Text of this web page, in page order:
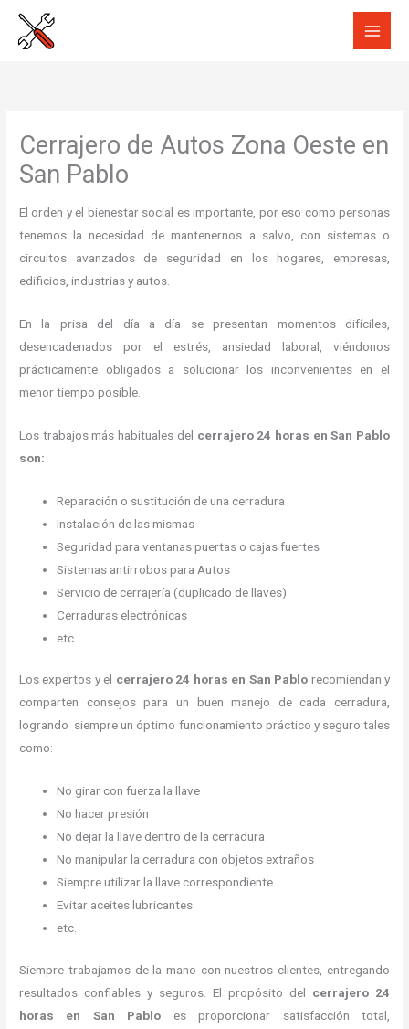
Cerrajero de Autos Zona Oeste en
San Pablo
El orden y el bienestar social es importante, por eso como personas
tenemos la necesidad de mantenernos a salvo, con sistemas o
circuitos avanzados de seguridad en los hogares, empresas,
edificios, industrias y autos.
En la prisa del día a día se presentan momentos difíciles,
desencadenados por el estrés, ansiedad laboral, viéndonos
prácticamente obligados a solucionar los inconvenientes en el
menor tiempo posible.
Los trabajos más habituales del cerrajero 24 horas en San Pablo
son:
Reparación o sustitución de una cerradura
Instalación de las mismas
Seguridad para ventanas puertas o cajas fuertes
Sistemas antirrobos para Autos
Servicio de cerrajería (duplicado de llaves)
Cerraduras electrónicas
etc
Los expertos y el cerrajero 24 horas en San Pablo recomiendan y
comparten consejos para un buen manejo de cada cerradura,
logrando siempre un óptimo funcionamiento práctico y seguro tales
como:
No girar con fuerza la llave
No hacer presión
No dejar la llave dentro de la cerradura
No manipular la cerradura con objetos extraños
Siempre utilizar la llave correspondiente
Evitar aceites lubricantes
etc.
Siempre trabajamos de la mano con nuestros clientes, entregando
resultados confiables y seguros. El propósito del cerrajero 24
horas en San Pablo es proporcionar satisfacción total,